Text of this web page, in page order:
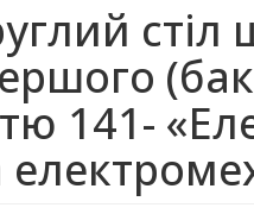
141-